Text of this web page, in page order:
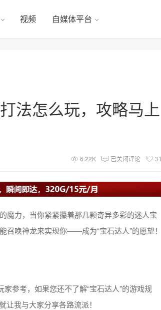
视频 自媒体平台
法怎么玩，攻略马上
6.22K 已关闭评论 31
魔力，当你紧紧攥着那几颗奇异多彩的迷人宝
召唤神龙来实现你——成为“宝石达人”的愿望！
参考，如果您还不了解“宝石达人”的游戏规
我与大家分享各路流派！